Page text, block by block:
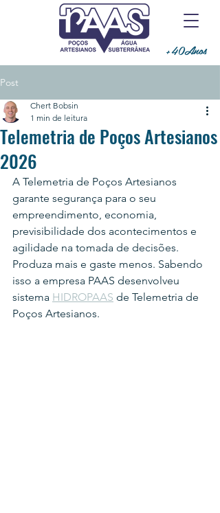
+40Anos
Post
Telemetria de Poços Artesianos
2026
Chert Bobsin
1 min de leitura
A Telemetria de Poços Artesianos
garante segurança para o seu
empreendimento, economia,
previsibilidade dos acontecimentos e
agilidade na tomada de decisões.
Produza mais e gaste menos. Sabendo
isso a empresa PAAS desenvolveu
sistema HIDROPAAS de Telemetria de
Poços Artesianos.